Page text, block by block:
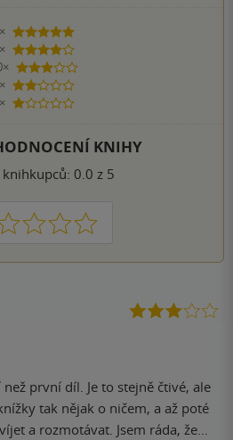
5 hvězdiček
4 hvězdičky
3 hvězdičky
2 hvězdičky
1 hvezdička
KNIHY
0.0 z 5
3 4 5
první díl. Je to stejně čtivé, ale
tak nějak o ničem, a až poté
a rozmotávat. Jsem ráda, že